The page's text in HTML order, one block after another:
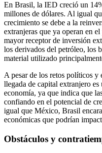
En Brasil, la IED creció un
millones de dólares. Al igual
crecimiento se debe a la
extranjeras que ya operan en
mayor receptor de inversión
los derivados del petróleo, los
material utilizado
A pesar de los retos políticos
llegada de capital extranjero es
economía, ya que indica que
confiando en el potencial de
igual que México, Brasil
económicas que podrían
Obstáculos y